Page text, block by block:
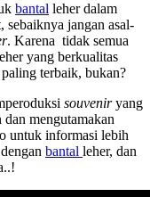
bantal leher dalam
sebaiknya jangan asal-
. Karena tidak semua
yang berkualitas
terbaik, bukan?
souveniryang
mengutamakan
untuk informasi lebih
bantal leher, dan